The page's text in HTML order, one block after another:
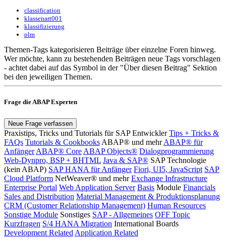
classification
klassenart001
klassifizierung
plm
Themen-Tags kategorisieren Beiträge über einzelne Foren hinweg.
Wer möchte, kann zu bestehenden Beiträgen neue Tags vorschlagen
- achtet dabei auf das Symbol in der "Über diesen Beitrag" Sektion
bei den jeweiligen Themen.
Frage die ABAP Experten
Neue Frage verfassen
Praxistips, Tricks und Tutorials für SAP Entwickler Tips + Tricks &
FAQs Tutorials & CookbooksABAP® und mehrABAP® für
AnfängerABAP® CoreABAP Objects® Dialogprogrammierung
Web-Dynpro, BSP + BHTML Java & SAP® SAP Technologie
(kein ABAP) SAP HANA für Anfänger Fiori, UI5, JavaScript SAP
Cloud Platform NetWeaver® und mehr Exchange Infrastructure
Enterprise Portal Web Application Server Basis Module Financials
Sales and Distribution Material Management & Produktionsplanung
CRM (Customer Relationship Management) Human Resources
Sonstige Module Sonstiges SAP - Allgemeines OFF Topic
Kurzfragen S/4 HANA Migration International Boards
Development RelatedApplication Related